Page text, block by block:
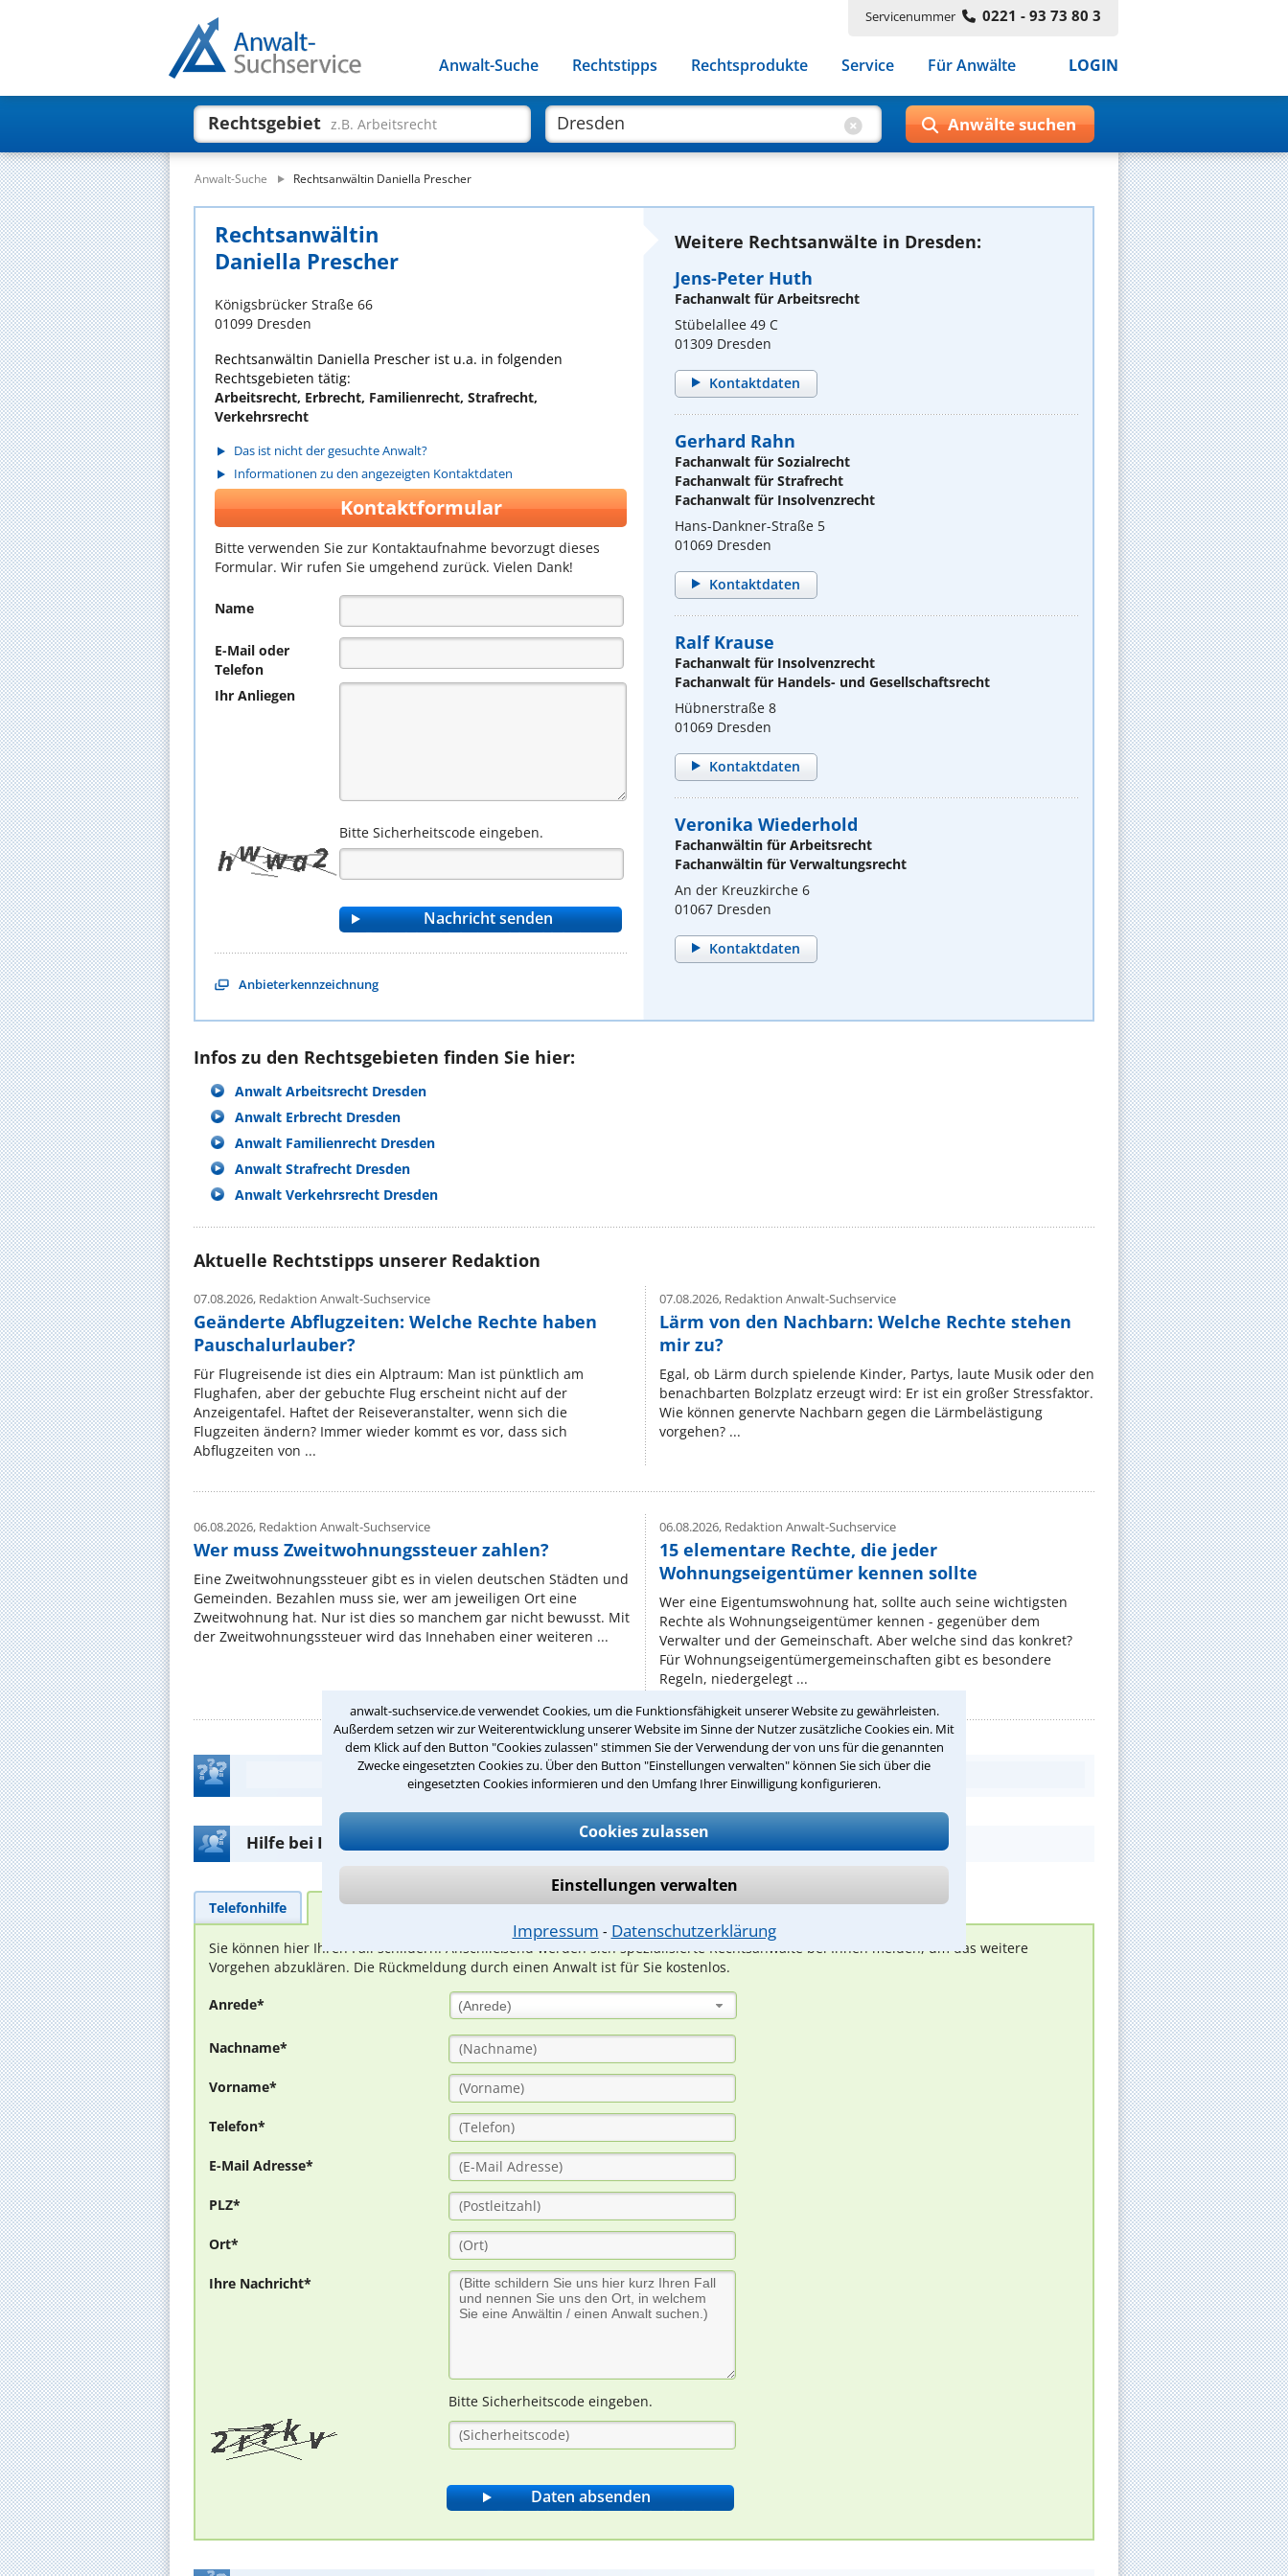
anwalt-suchservice.de verwendet Cookies, um die Funktionsfähigkeit unserer Website zu gewährleisten.
Außerdem setzen wir zur Weiterentwicklung unserer Website im Sinne der Nutzer zusätzliche Cookies ein. Mit
dem Klick auf den Button "Cookies zulassen" stimmen Sie der Verwendung der von uns für die genannten
Zwecke eingesetzten Cookies zu. Über den Button "Einstellungen verwalten" können Sie sich über die
eingesetzten Cookies informieren und den Umfang Ihrer Einwilligung konfigurieren.
Cookies zulassen
Einstellungen verwalten
Impressum ⁃ Datenschutzerklärung
Servicenummer 0221 - 93 73 80 3
Anwalt-Suche Rechtstipps Rechtsprodukte Service Für Anwälte LOGIN
Rechtsgebiet z.B. Arbeitsrecht
Anwalt-Suche Rechtsanwältin Daniella Prescher
Rechtsanwältin
Daniella Prescher
Königsbrücker Straße 66
01099 Dresden
Rechtsanwältin Daniella Prescher ist u.a. in folgenden
Rechtsgebieten tätig:
Arbeitsrecht, Erbrecht, Familienrecht, Strafrecht,
Verkehrsrecht
Das ist nicht der gesuchte Anwalt?
Informationen zu den angezeigten Kontaktdaten
Kontaktformular
Bitte verwenden Sie zur Kontaktaufnahme bevorzugt dieses
Formular. Wir rufen Sie umgehend zurück. Vielen Dank!
Name
E-Mail oder
Telefon
Ihr Anliegen
Bitte Sicherheitscode eingeben.
Anbieterkennzeichnung
Weitere Rechtsanwälte in Dresden:
Jens-Peter Huth
Fachanwalt für Arbeitsrecht
Stübelallee 49 C
01309 Dresden
Kontaktdaten
Gerhard Rahn
Fachanwalt für Sozialrecht
Fachanwalt für Strafrecht
Fachanwalt für Insolvenzrecht
Hans-Dankner-Straße 5
01069 Dresden
Kontaktdaten
Ralf Krause
Fachanwalt für Insolvenzrecht
Fachanwalt für Handels- und Gesellschaftsrecht
Hübnerstraße 8
01069 Dresden
Kontaktdaten
Veronika Wiederhold
Fachanwältin für Arbeitsrecht
Fachanwältin für Verwaltungsrecht
An der Kreuzkirche 6
01067 Dresden
Kontaktdaten
Infos zu den Rechtsgebieten finden Sie hier:
Anwalt Arbeitsrecht Dresden
Anwalt Erbrecht Dresden
Anwalt Familienrecht Dresden
Anwalt Strafrecht Dresden
Anwalt Verkehrsrecht Dresden
Aktuelle Rechtstipps unserer Redaktion
07.08.2026, Redaktion Anwalt-Suchservice
Geänderte Abflugzeiten: Welche Rechte haben
Pauschalurlauber?
Für Flugreisende ist dies ein Alptraum: Man ist pünktlich am
Flughafen, aber der gebuchte Flug erscheint nicht auf der
Anzeigentafel. Haftet der Reiseveranstalter, wenn sich die
Flugzeiten ändern? Immer wieder kommt es vor, dass sich
Abflugzeiten von ...
07.08.2026,Redaktion Anwalt-Suchservice
Lärm von den Nachbarn: Welche Rechte stehen
mir zu?
Egal, ob Lärm durch spielende Kinder, Partys, laute Musik oder den
benachbarten Bolzplatz erzeugt wird: Er ist ein großer Stressfaktor.
Wie können genervte Nachbarn gegen die Lärmbelästigung
vorgehen? ...
06.08.2026, Redaktion Anwalt-Suchservice
Wer muss Zweitwohnungssteuer zahlen?
Eine Zweitwohnungssteuer gibt es in vielen deutschen Städten und
Gemeinden. Bezahlen muss sie, wer am jeweiligen Ort eine
Zweitwohnung hat. Nur ist dies so manchem gar nicht bewusst. Mit
der Zweitwohnungssteuer wird das Innehaben einer weiteren ...
06.08.2026,Redaktion Anwalt-Suchservice
15 elementare Rechte, die jeder
Wohnungseigentümer kennen sollte
Wer eine Eigentumswohnung hat, sollte auch seine wichtigsten
Rechte als Wohnungseigentümer kennen - gegenüber dem
Verwalter und der Gemeinschaft. Aber welche sind das konkret?
Für Wohnungseigentümergemeinschaften gibt es besondere
Regeln, niedergelegt ...
Teste Dein Rechtswissen
Hilfe bei Ihrer Anwaltsuche?
Telefonhilfe Beratungsanfrage
Sie können hier Ihren Fall schildern. Anschließend werden sich spezialisierte Rechtsanwälte bei Ihnen melden, um das weitere
Vorgehen abzuklären. Die Rückmeldung durch einen Anwalt ist für Sie kostenlos.
Anrede* (Anrede)
Nachname*
Vorname*
Telefon*
E-Mail Adresse*
PLZ*
Ort*
Ihre Nachricht*
Bitte Sicherheitscode eingeben.